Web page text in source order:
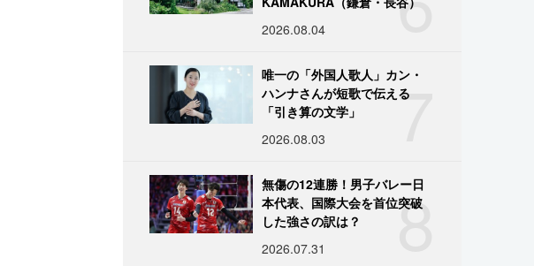
2026.08.04
7
唯一の「外国人歌人」カン・
ハンナさんが短歌で伝える
「引き算の文学」
2026.08.03
8
無傷の12連勝！男子バレー日
本代表、国際大会を首位突破
した強さの訳は？
2026.07.31